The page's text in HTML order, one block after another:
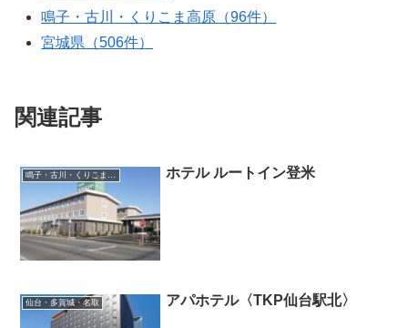
鳴子・古川・くりこま高原（96件）
宮城県（506件）
関連記事
鳴子・古川・くりこま高原 ホテル ルートイン登米
仙台・多賀城・名取 アパホテル〈TKP仙台駅北〉